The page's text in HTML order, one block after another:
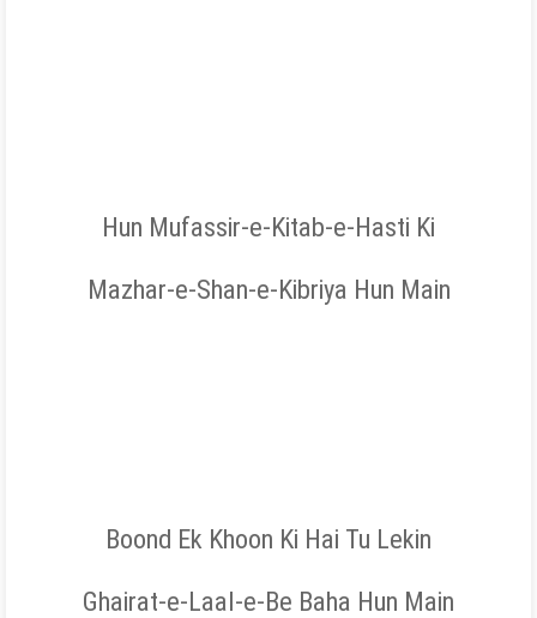
Hun Mufassir-e-Kitab-e-Hasti Ki
Mazhar-e-Shan-e-Kibriya Hun Main
Boond Ek Khoon Ki Hai Tu Lekin
Ghairat-e-Laal-e-Be Baha Hun Main